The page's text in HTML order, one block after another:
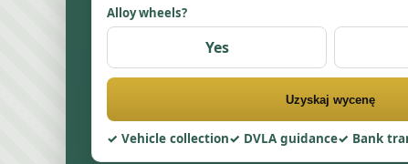
Alloy wheels?
Yes
Uzyskaj wycenę
Vehicle collection DVLA guidance Bank